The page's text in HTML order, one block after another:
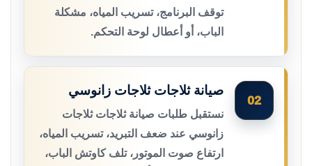
توقف البرنامج، تسريب المياه، مشكلة
الباب، أو أعطال لوحة التحكم.
02
صيانة ثلاجات ثلاجات زانوسي
نستقبل طلبات صيانة ثلاجات ثلاجات
زانوسي عند ضعف التبريد، تسريب المياه،
ارتفاع صوت الموتور، تلف كاوتش الباب،